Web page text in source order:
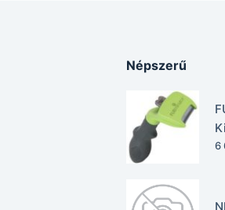
Népszerű
6